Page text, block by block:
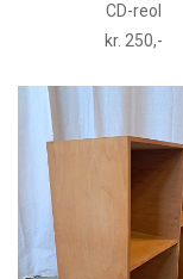
CD-reol
kr. 250,-